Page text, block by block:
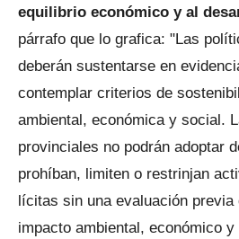
equilibrio económico y al
párrafo que lo grafica: "Las
deberán sustentarse en
contemplar criterios de
ambiental, económica y social.
provinciales no podrán adoptar
prohíban, limiten o restrinjan
lícitas sin una evaluación previa
impacto ambiental, económico